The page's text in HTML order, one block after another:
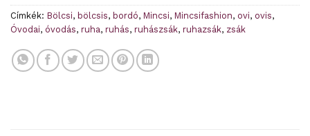
Címkék: Bölcsi, bölcsis, bordó, Mincsi, Mincsifashion, ovi, ovis,
Óvodai, óvodás, ruha, ruhás, ruhászsák, ruhazsák, zsák